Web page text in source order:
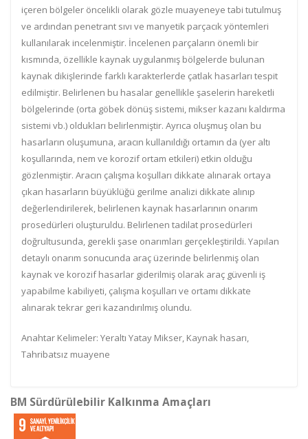
içeren bölgeler öncelikli olarak gözle muayeneye tabi tutulmuş
ve ardından penetrant sıvı ve manyetik parçacık yöntemleri
kullanılarak incelenmiştir. İncelenen parçaların önemli bir
kısmında, özellikle kaynak uygulanmış bölgelerde bulunan
kaynak dikişlerinde farklı karakterlerde çatlak hasarları tespit
edilmiştir. Belirlenen bu hasalar genellikle şaselerin hareketli
bölgelerinde (orta göbek dönüş sistemi, mikser kazanı kaldırma
sistemi vb.) oldukları belirlenmiştir. Ayrıca oluşmuş olan bu
hasarların oluşumuna, aracın kullanıldığı ortamın da (yer altı
koşullarında, nem ve korozif ortam etkileri) etkin olduğu
gözlenmiştir. Aracın çalışma koşulları dikkate alınarak ortaya
çıkan hasarların büyüklüğü gerilme analizi dikkate alınıp
değerlendirilerek, belirlenen kaynak hasarlarının onarım
prosedürleri oluşturuldu. Belirlenen tadilat prosedürleri
doğrultusunda, gerekli şase onarımları gerçekleştirildi. Yapılan
detaylı onarım sonucunda araç üzerinde belirlenmiş olan
kaynak ve korozif hasarlar giderilmiş olarak araç güvenli iş
yapabilme kabiliyeti, çalışma koşulları ve ortamı dikkate
alınarak tekrar geri kazandırılmış olundu.
Anahtar Kelimeler: Yeraltı Yatay Mikser, Kaynak hasarı,
Tahribatsız muayene
BM Sürdürülebilir Kalkınma Amaçları